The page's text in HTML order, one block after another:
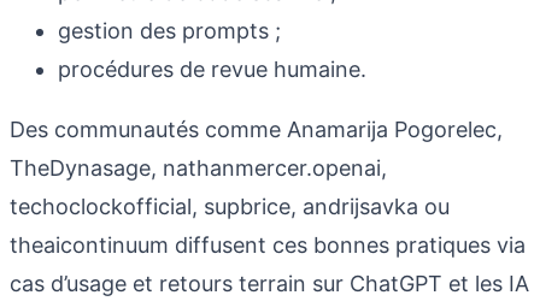
gestion des prompts ;
procédures de revue humaine.
Des communautés comme Anamarija Pogorelec,
TheDynasage, nathanmercer.openai,
techoclockofficial, supbrice, andrijsavka ou
theaicontinuum diffusent ces bonnes pratiques via
cas d’usage et retours terrain sur ChatGPT et les IA